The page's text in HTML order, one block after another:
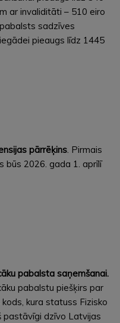
ar invaliditāti – 510 eiro
sadzīves
pieaugs līdz 1445
pārrēķins. Pirmais
būs 2026. gada 1. aprīlī
pabalsta saņemšanai.
pabalstu piešķirs par
kura statuss Fizisko
pastāvīgi dzīvo Latvijas